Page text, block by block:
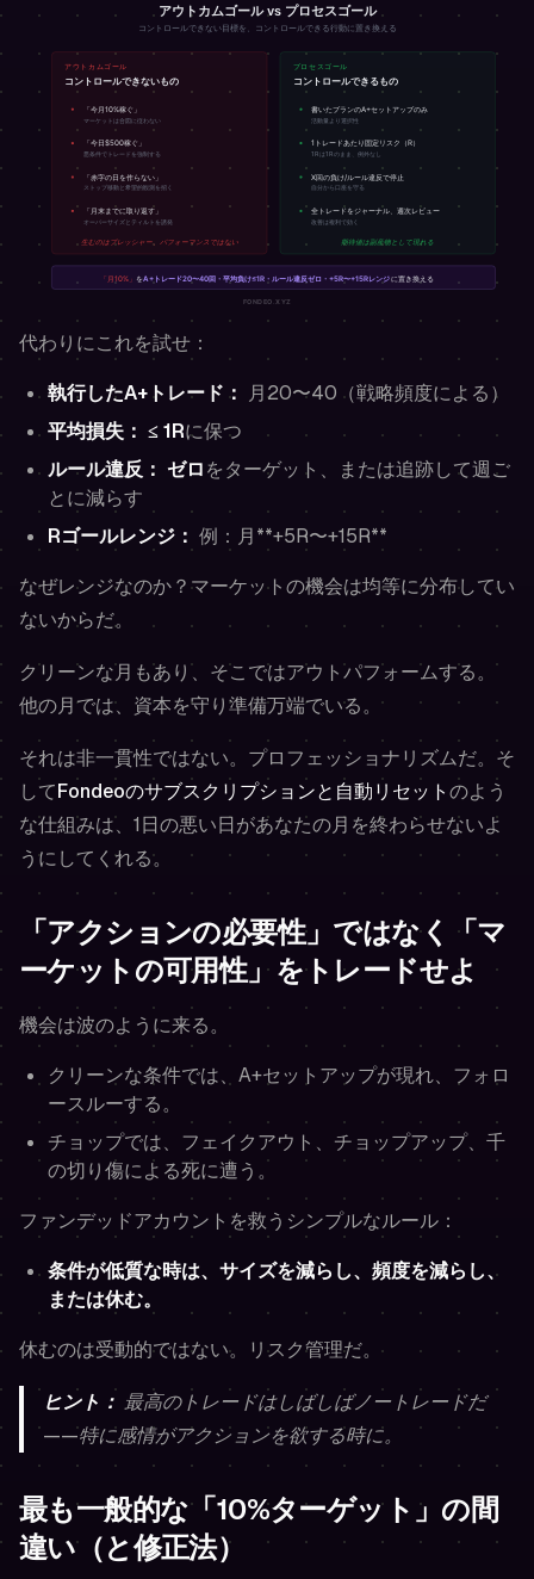
代わりにこれを試せ：
執行したA+トレード：
月20〜40（戦略頻度による）
平均損失： ≤ 1Rに保つ
ルール違反： ゼロをターゲット、または追跡して週ご
とに減らす
Rゴールレンジ： 例：月**+5R〜+15R**
なぜレンジなのか？マーケットの機会は均等に分布してい
ないからだ。
クリーンな月もあり、そこではアウトパフォームする。
他の月では、資本を守り準備万端でいる。
それは非一貫性ではない。プロフェッショナリズムだ。そ
してFondeoのサブスクリプションと自動リセットのよう
な仕組みは、1日の悪い日があなたの月を終わらせないよ
うにしてくれる。
「アクションの必要性」ではなく「マ
ーケットの可用性」をトレードせよ
機会は波のように来る。
クリーンな条件では、A+セットアップが現れ、フォロ
ースルーする。
チョップでは、フェイクアウト、チョップアップ、千
の切り傷による死に遭う。
ファンデッドアカウントを救うシンプルなルール：
条件が低質な時は、サイズを減らし、頻度を減らし、
または休む。
休むのは受動的ではない。リスク管理だ。
ヒント： 最高のトレードはしばしばノートレードだ
——特に感情がアクションを欲する時に。
最も一般的な「10%ターゲット」の間
違い（と修正法）